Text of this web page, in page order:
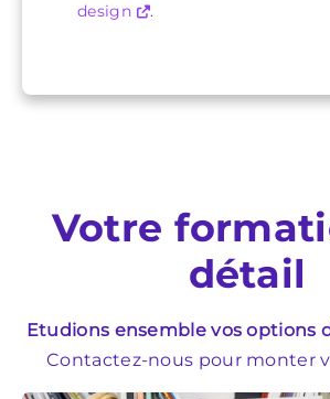
design
.
Votre
détail
Etudions ensemble vos options
Contactez-nous pour monter